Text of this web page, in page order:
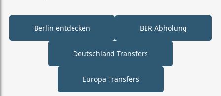
Berlin entdecken BER Abholung
Deutschland Transfers
Europa Transfers